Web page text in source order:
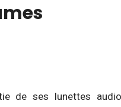
de ses lunettes audio